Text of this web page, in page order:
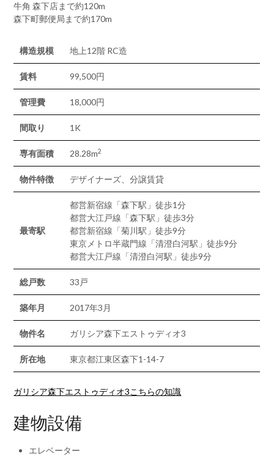
牛角 森下店まで約120m
森下町郵便局まで約170m
構造規模 地上12階 RC造
賃料 99,500円
管理費 18,000円
間取り 1K
専有面積 28.28m2
物件特徴 デザイナーズ、分譲賃貸
最寄駅
都営新宿線「森下駅」徒歩1分
都営大江戸線「森下駅」徒歩3分
都営新宿線「菊川駅」徒歩9分
東京メトロ半蔵門線「清澄白河駅」徒歩9分
都営大江戸線「清澄白河駅」徒歩9分
総戸数 33戸
築年月 2017年3月
物件名 ガリシア森下エストゥディオ3
所在地 東京都江東区森下1-14-7
ガリシア森下エストゥディオ3こちらの知識
建物設備
エレベーター